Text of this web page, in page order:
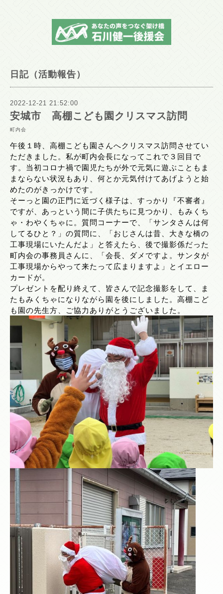
日記（活動報告）
2022-12-21 21:52:00
安城市 高棚こども園クリスマス訪問
町内会
午後１時、高棚こども園さんへクリスマス訪問させてい
ただきました。私が町内会長になってこれで３回目で
す。当初コロナ禍で園児たちが外で元気に遊ぶこともま
まならない状況もあり、何とか元気付けてあげようと始
めたのがきっかけです。
そーっと園の正門に近づく様子は、すっかり『不審者』
ですが、あっという間に子供たちに見つかり、もみくち
ゃ・わやくちゃに。質問コーナーで、「サンタさんは何
してるひと？」の質問に、「おじさんは昔、大きな橋の
工事現場にいたんだよ」と答えたら、後で撮影係だった
町内会の事務員さんに、「会長、ダメですよ。サンタが
工事現場からやって来たって広まりますよ」とイエロー
カードが。
プレゼントを配り終えて、皆さんで記念撮影をして、ま
たもみくちゃになりながら園を後にしました。高棚こど
も園の先生方、ご協力ありがとうございました。